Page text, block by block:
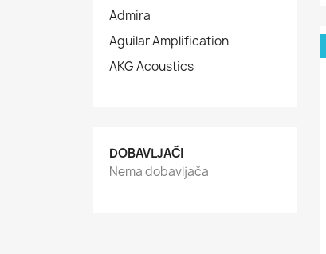
Admira
Aguilar Amplification
AKG Acoustics
DOBAVLJAČI
Nema dobavljača